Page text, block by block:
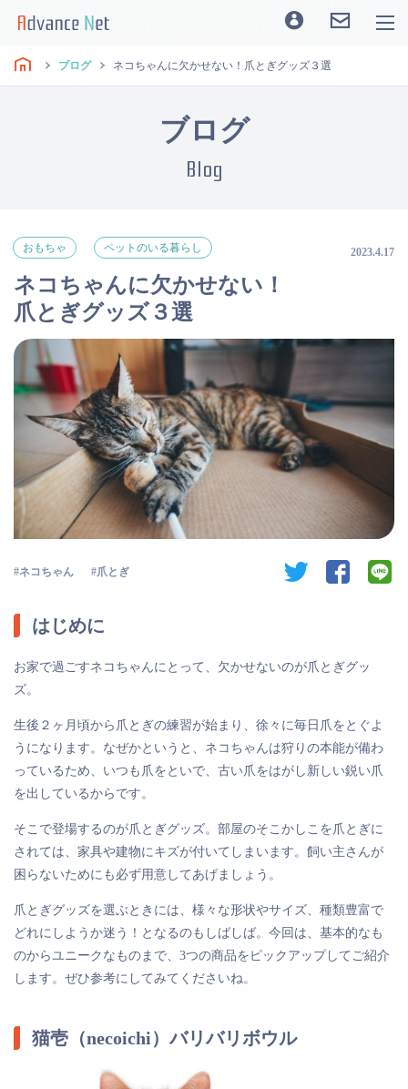
ブログ ネコちゃんに欠かせない！爪とぎグッズ３選
ブログ
Blog
おもちゃ ペットのいる暮らし 2023.4.17
ネコちゃんに欠かせない！
爪とぎグッズ３選
ネコちゃん 爪とぎ twitter facebook
はじめに
お家で過ごすネコちゃんにとって、欠かせないのが爪とぎグッ
ズ。
生後２ヶ月頃から爪とぎの練習が始まり、徐々に毎日爪をとぐよ
うになります。なぜかというと、ネコちゃんは狩りの本能が備わ
っているため、いつも爪をといで、古い爪をはがし新しい鋭い爪
を出しているからです。
そこで登場するのが爪とぎグッズ。部屋のそこかしこを爪とぎに
されては、家具や建物にキズが付いてしまいます。飼い主さんが
困らないためにも必ず用意してあげましょう。
爪とぎグッズを選ぶときには、様々な形状やサイズ、種類豊富で
どれにしようか迷う！となるのもしばしば。今回は、基本的なも
のからユニークなものまで、3つの商品をピックアップしてご紹介
します。ぜひ参考にしてみてくださいね。
猫壱（necoichi）バリバリボウル